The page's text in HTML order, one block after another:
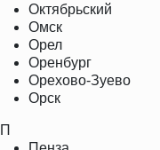
Октябрьский
Омск
Орел
Оренбург
Орехово-Зуево
Орск
П